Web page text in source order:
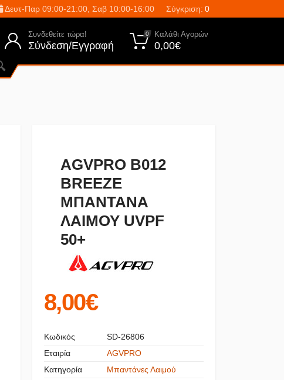
Δευτ-Παρ 09:00-21:00, Σαβ 10:00-16:00 Σύγκριση: 0
Συνδεθείτε τώρα!
Σύνδεση/Εγγραφή
0 Καλάθι Αγορών
0,00€
AGVPRO B012
BREEZE
ΜΠΑΝΤΑΝΑ
ΛΑΙΜΟΥ UVPF
50+
8,00€
Κωδικός
SD-26806
Εταιρία
AGVPRO
Κατηγορία
Μπαντάνες Λαιμού